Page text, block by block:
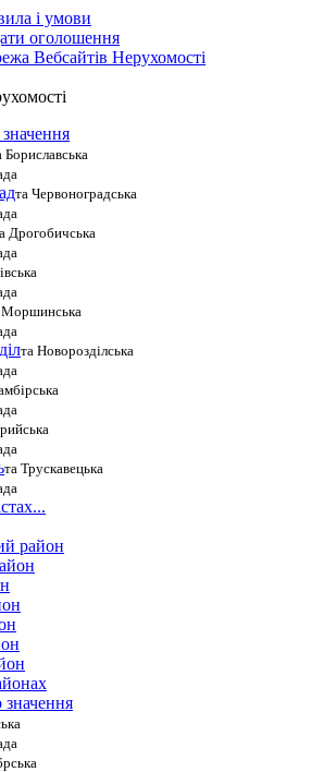
і умови
оголошення
Вебсайтів Нерухомості
Бориславська
та Червоноградська
Дрогобичська
Моршинська
та Новорозділська
та Трускавецька
район
значення